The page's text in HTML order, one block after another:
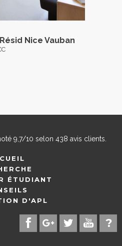
Nice Vauban
9,7/10 selon 438 avis clients.
ÉTUDIANT
D'APL